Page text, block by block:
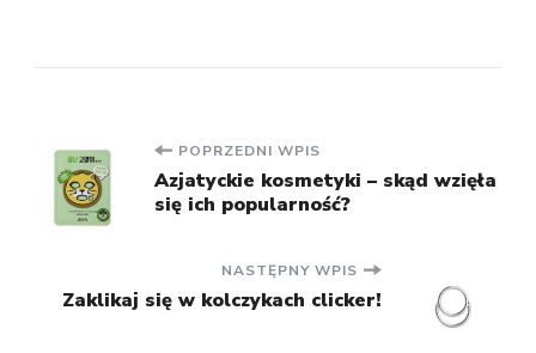
Nawigacja
wpisu
POPRZEDNI WPIS
Azjatyckie kosmetyki – skąd wzięła
się ich popularność?
NASTĘPNY WPIS
Zaklikaj się w kolczykach clicker!